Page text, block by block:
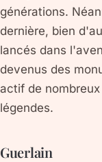
générations.
dernière, bien
lancés dans
devenus des
actif de
légendes.
Guerlain